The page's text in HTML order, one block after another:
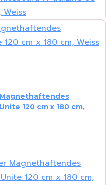
120 cm x 180 cm,